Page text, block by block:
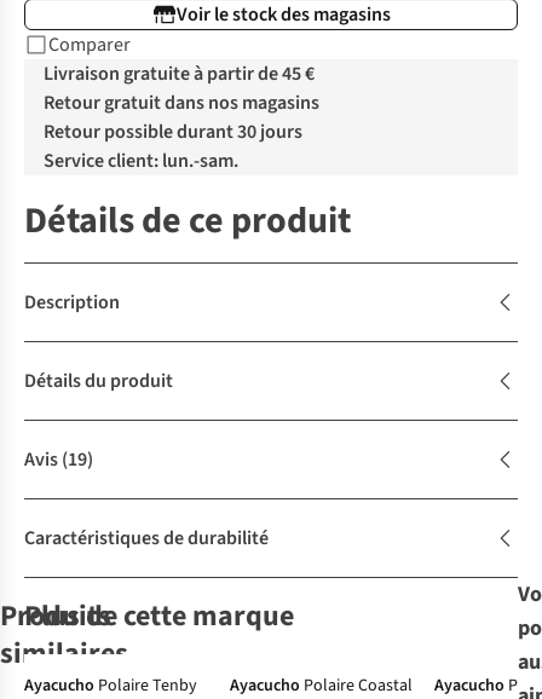
Voir le stock des magasins
Comparer
Livraison gratuite à partir de 45 €
Retour gratuit dans nos magasins
Retour possible durant 30 jours
Service client: lun.-sam.
Détails de ce produit
Description
Détails du produit
Avis(19)
Caractéristiques de durabilité
Produits
similaires-30%
Plus de cette marque
Ayacucho Polaire Tenby
Ayacucho Polaire Coastal
Ayacucho